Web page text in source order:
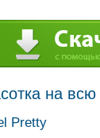
на всю
Pretty